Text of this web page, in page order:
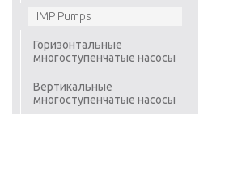
IMP Pumps
Горизонтальные
многоступенчатые насосы
Вертикальные
многоступенчатые насосы